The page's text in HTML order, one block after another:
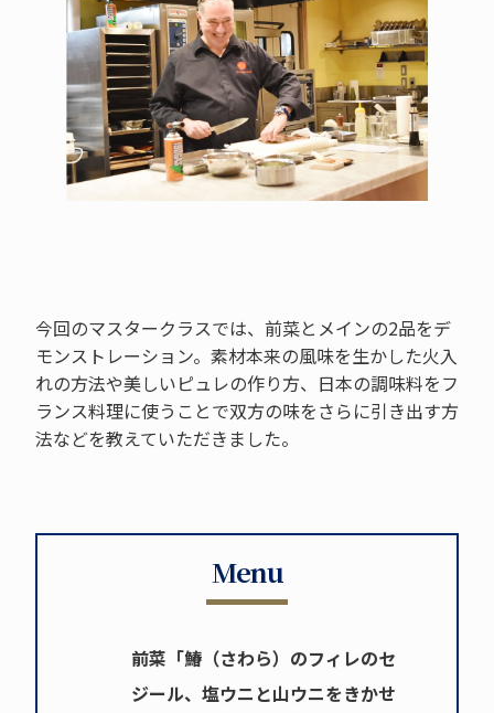
今回のマスタークラスでは、前菜とメインの2品をデ
モンストレーション。素材本来の風味を生かした火入
れの方法や美しいピュレの作り方、日本の調味料をフ
ランス料理に使うことで双方の味をさらに引き出す方
法などを教えていただきました。
Menu
前菜「鰆（さわら）のフィレのセ
ジール、塩ウニと山ウニをきかせ